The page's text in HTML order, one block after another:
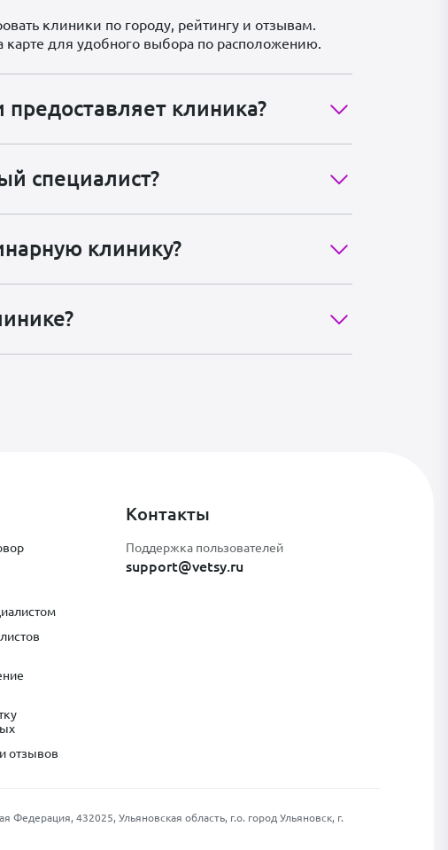
клиники по городу, рейтингу и отзывам.
для удобного выбора по расположению.
предоставляет клиника?
специалист?
клинику?
отзывов
Контакты
Поддержка пользователей
support@vetsy.ru
432025, Ульяновская область, г.о. город Ульяновск, г.